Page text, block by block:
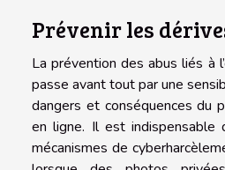
Prévenir les
La prévention des abus liés à
passe avant tout par une
dangers et conséquences du
en ligne. Il est indispensable
mécanismes de